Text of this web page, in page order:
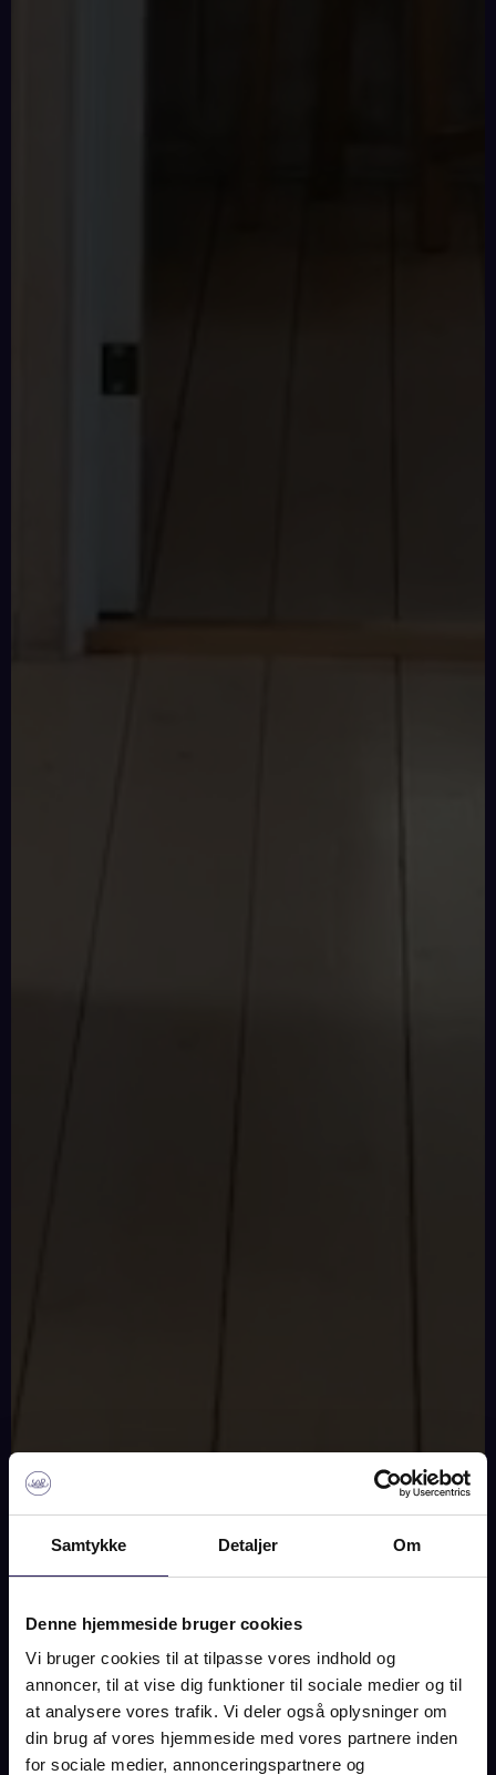
Samtykke Detaljer Om
Denne hjemmeside bruger cookies
Vi bruger cookies til at tilpasse vores indhold og
annoncer, til at vise dig funktioner til sociale medier og til
at analysere vores trafik. Vi deler også oplysninger om
din brug af vores hjemmeside med vores partnere inden
for sociale medier, annonceringspartnere og
IMAGES PLAN MAP
THORSVEJ 63, 4500
NYKØBING SJ
12.900.000 DKK